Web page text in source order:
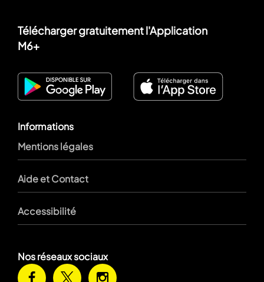
Télécharger gratuitement l'Application
M6+
Informations
Mentions légales
Aide et Contact
Accessibilité
Nos réseaux sociaux